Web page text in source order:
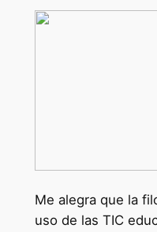
Me alegra que la
uso de las TIC